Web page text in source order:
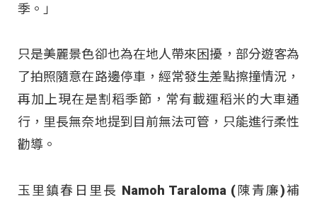
季。」
只是美麗景色卻也為在地人帶來困擾，部分遊客為
了拍照隨意在路邊停車，經常發生差點擦撞情況，
再加上現在是割稻季節，常有載運稻米的大車通
行，里長無奈地提到目前無法可管，只能進行柔性
勸導。
玉里鎮春日里長 Namoh Taraloma (陳青廉)補